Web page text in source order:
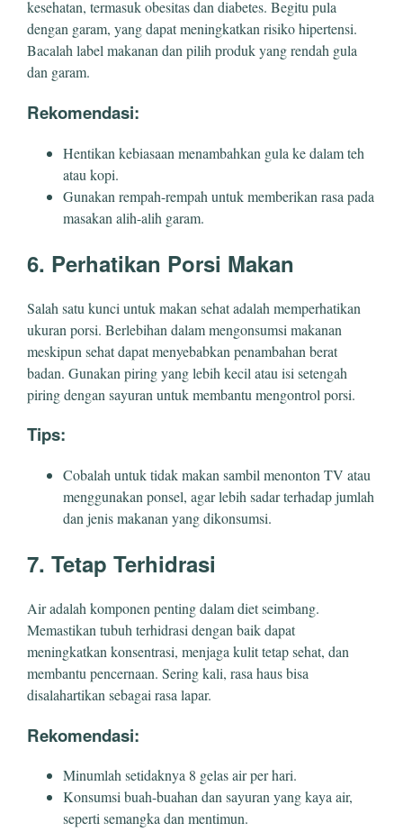
kesehatan, termasuk obesitas dan diabetes. Begitu pula
dengan garam, yang dapat meningkatkan risiko hipertensi.
Bacalah label makanan dan pilih produk yang rendah gula
dan garam.
Rekomendasi:
Hentikan kebiasaan menambahkan gula ke dalam teh
atau kopi.
Gunakan rempah-rempah untuk memberikan rasa pada
masakan alih-alih garam.
6. Perhatikan Porsi Makan
Salah satu kunci untuk makan sehat adalah memperhatikan
ukuran porsi. Berlebihan dalam mengonsumsi makanan
meskipun sehat dapat menyebabkan penambahan berat
badan. Gunakan piring yang lebih kecil atau isi setengah
piring dengan sayuran untuk membantu mengontrol porsi.
Tips:
Cobalah untuk tidak makan sambil menonton TV atau
menggunakan ponsel, agar lebih sadar terhadap jumlah
dan jenis makanan yang dikonsumsi.
7. Tetap Terhidrasi
Air adalah komponen penting dalam diet seimbang.
Memastikan tubuh terhidrasi dengan baik dapat
meningkatkan konsentrasi, menjaga kulit tetap sehat, dan
membantu pencernaan. Sering kali, rasa haus bisa
disalahartikan sebagai rasa lapar.
Rekomendasi:
Minumlah setidaknya 8 gelas air per hari.
Konsumsi buah-buahan dan sayuran yang kaya air,
seperti semangka dan mentimun.